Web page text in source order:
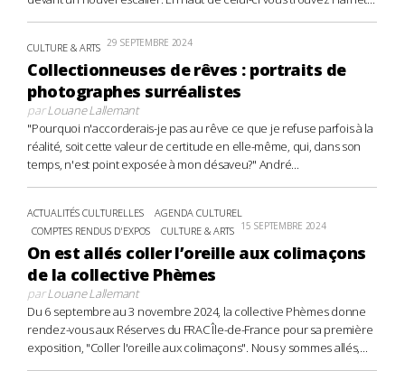
CULTURE & ARTS 29 SEPTEMBRE 2024
Collectionneuses de rêves : portraits de
photographes surréalistes
parLouane Lallemant
"Pourquoi n'accorderais-je pas au rêve ce que je refuse parfois à la
réalité, soit cette valeur de certitude en elle-même, qui, dans son
temps, n'est point exposée à mon désaveu?" André...
ACTUALITÉS CULTURELLES
AGENDA CULTUREL
COMPTES RENDUS D'EXPOS
CULTURE & ARTS 15 SEPTEMBRE 2024
On est allés coller l’oreille aux colimaçons
de la collective Phèmes
parLouane Lallemant
Du 6 septembre au 3 novembre 2024, la collective Phèmes donne
rendez-vous aux Réserves du FRAC Île-de-France pour sa première
exposition, "Coller l'oreille aux colimaçons". Nous y sommes allés,...